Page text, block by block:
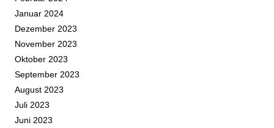
Januar 2024
Dezember 2023
November 2023
Oktober 2023
September 2023
August 2023
Juli 2023
Juni 2023